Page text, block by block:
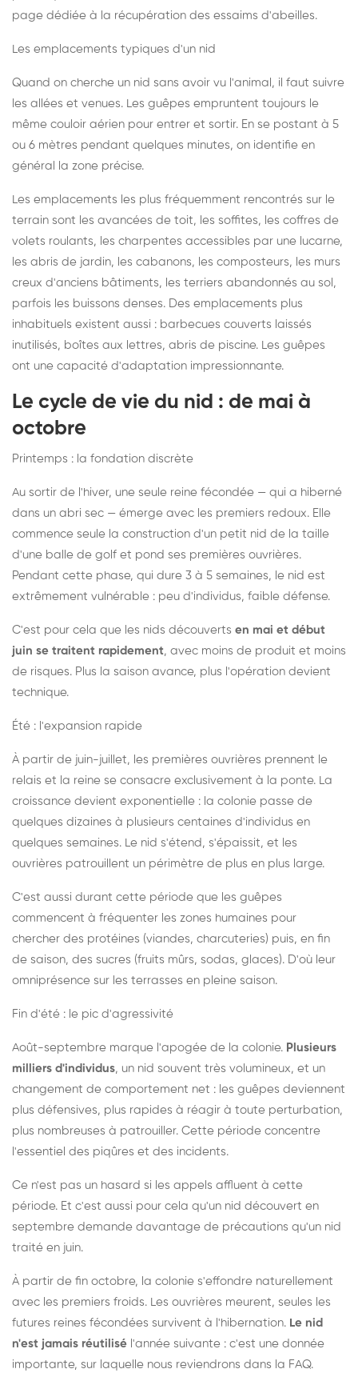
page dédiée à la récupération des essaims d'abeilles.
Les emplacements typiques d'un nid
Quand on cherche un nid sans avoir vu l'animal, il faut suivre
les allées et venues. Les guêpes empruntent toujours le
même couloir aérien pour entrer et sortir. En se postant à 5
ou 6 mètres pendant quelques minutes, on identifie en
général la zone précise.
Les emplacements les plus fréquemment rencontrés sur le
terrain sont les avancées de toit, les soffites, les coffres de
volets roulants, les charpentes accessibles par une lucarne,
les abris de jardin, les cabanons, les composteurs, les murs
creux d'anciens bâtiments, les terriers abandonnés au sol,
parfois les buissons denses. Des emplacements plus
inhabituels existent aussi : barbecues couverts laissés
inutilisés, boîtes aux lettres, abris de piscine. Les guêpes
ont une capacité d'adaptation impressionnante.
Le cycle de vie du nid : de mai à
octobre
Printemps : la fondation discrète
Au sortir de l'hiver, une seule reine fécondée — qui a hiberné
dans un abri sec — émerge avec les premiers redoux. Elle
commence seule la construction d'un petit nid de la taille
d'une balle de golf et pond ses premières ouvrières.
Pendant cette phase, qui dure 3 à 5 semaines, le nid est
extrêmement vulnérable : peu d'individus, faible défense.
C'est pour cela que les nids découverts en mai et début
juin se traitent rapidement, avec moins de produit et moins
de risques. Plus la saison avance, plus l'opération devient
technique.
Été : l'expansion rapide
À partir de juin-juillet, les premières ouvrières prennent le
relais et la reine se consacre exclusivement à la ponte. La
croissance devient exponentielle : la colonie passe de
quelques dizaines à plusieurs centaines d'individus en
quelques semaines. Le nid s'étend, s'épaissit, et les
ouvrières patrouillent un périmètre de plus en plus large.
C'est aussi durant cette période que les guêpes
commencent à fréquenter les zones humaines pour
chercher des protéines (viandes, charcuteries) puis, en fin
de saison, des sucres (fruits mûrs, sodas, glaces). D'où leur
omniprésence sur les terrasses en pleine saison.
Fin d'été : le pic d'agressivité
Août-septembre marque l'apogée de la colonie. Plusieurs
milliers d'individus, un nid souvent très volumineux, et un
changement de comportement net : les guêpes deviennent
plus défensives, plus rapides à réagir à toute perturbation,
plus nombreuses à patrouiller. Cette période concentre
l'essentiel des piqûres et des incidents.
Ce n'est pas un hasard si les appels affluent à cette
période. Et c'est aussi pour cela qu'un nid découvert en
septembre demande davantage de précautions qu'un nid
traité en juin.
À partir de fin octobre, la colonie s'effondre naturellement
avec les premiers froids. Les ouvrières meurent, seules les
futures reines fécondées survivent à l'hibernation. Le nid
n'est jamais réutilisé l'année suivante : c'est une donnée
importante, sur laquelle nous reviendrons dans la FAQ.